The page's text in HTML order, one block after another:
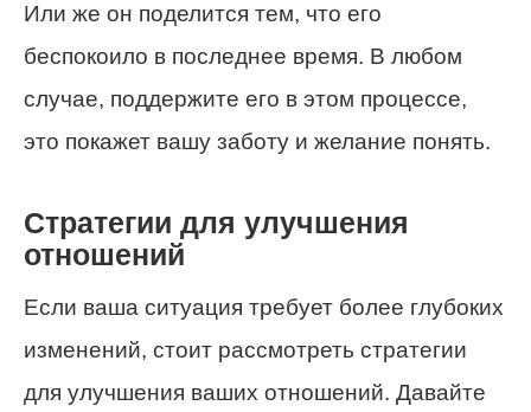
Или же он поделится тем, что его
беспокоило в последнее время. В любом
случае, поддержите его в этом процессе,
это покажет вашу заботу и желание понять.
Стратегии для улучшения
отношений
Если ваша ситуация требует более глубоких
изменений, стоит рассмотреть стратегии
для улучшения ваших отношений. Давайте